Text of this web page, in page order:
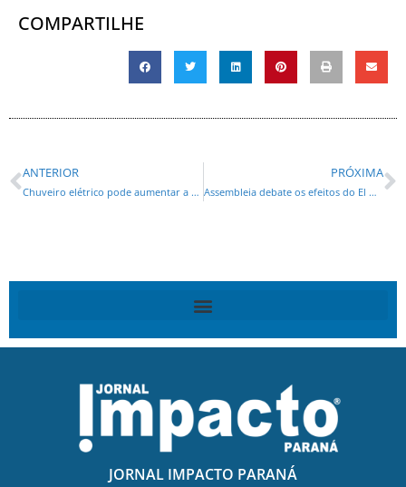
COMPARTILHE
ANTERIOR
Chuveiro elétrico pode aumentar a conta de luz em até 30% no inverno; Copel orienta sobre economia e segurança
PRÓXIMA
Assembleia debate os efeitos do El Niño no Paraná e a preparação do Estado para a temporada de chuvas
JORNAL IMPACTO PARANÁ